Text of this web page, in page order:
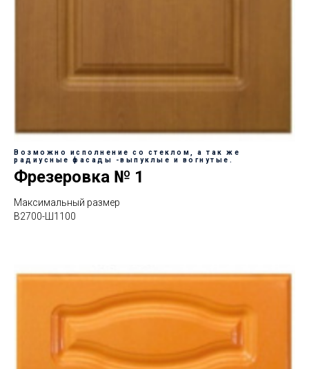
Возможно исполнение со стеклом, а так же
радиусные фасады -выпуклые и вогнутые.
Фрезеровка № 1
Максимальный размер
В2700-Ш1100